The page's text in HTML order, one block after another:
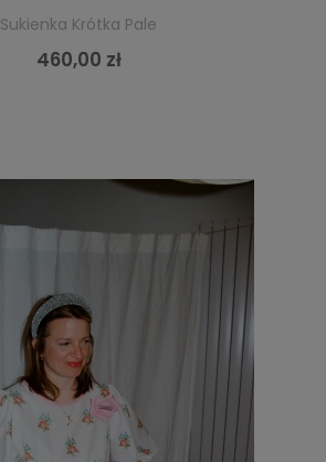
Sukienka Krótka Pale
460,00 zł